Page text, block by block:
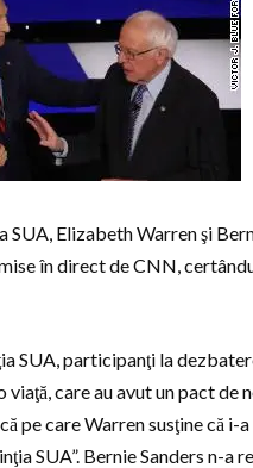
Elizabeth Warren şi
în direct de CNN,
SUA, participanţi la
care au avut un pact de
pe care Warren susţine că i-
SUA”. Bernie Sanders n-a